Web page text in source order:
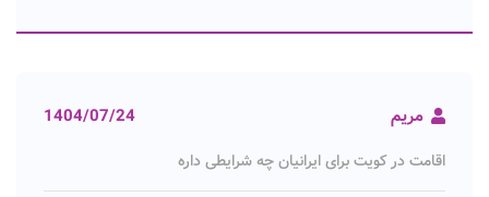
مریم 1404/07/24
اقامت در کویت برای ایرانیان چه شرایطی داره